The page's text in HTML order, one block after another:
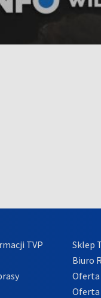
TVP
Sklep
Biuro
Oferta
Oferta